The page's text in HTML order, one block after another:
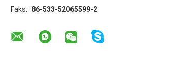
Faks:
86-533-52065599-2